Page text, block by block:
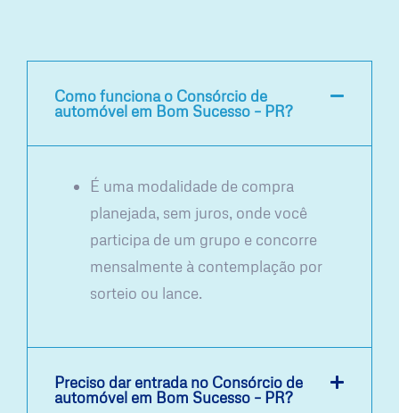
Como funciona o Consórcio de
automóvel em Bom Sucesso – PR?
É uma modalidade de compra
planejada, sem juros, onde você
participa de um grupo e concorre
mensalmente à contemplação por
sorteio ou lance.
Preciso dar entrada no Consórcio de
automóvel em Bom Sucesso – PR?